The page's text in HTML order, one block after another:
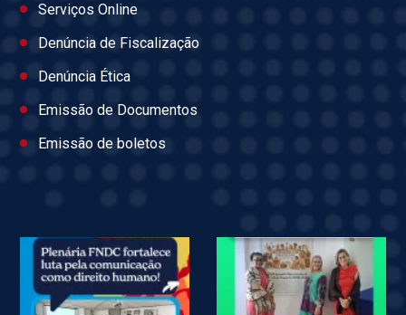
Serviços Online
Denúncia de Fiscalização
Denúncia Ética
Emissão de Documentos
Emissão de boletos